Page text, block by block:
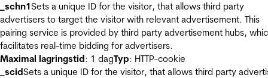
_schn1Sets a unique ID for the visitor, that allows third party
advertisers to target the visitor with relevant advertisement. This
pairing service is provided by third party advertisement hubs,
facilitates real-time bidding for advertisers.
Maximal lagringstid: 1 dagTyp: HTTP-cookie
_scidSets a unique ID for the visitor, that allows third party